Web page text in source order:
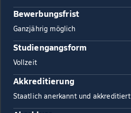
Bewerbungsfrist
Ganzjährig möglich
Studiengangsform
Vollzeit
Akkreditierung
Staatlich anerkannt und akkreditiert